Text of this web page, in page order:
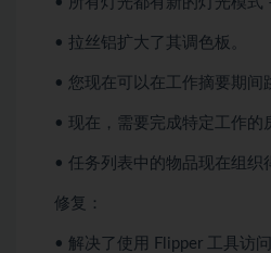
• 拉丝铝扩大了其调色板。
• 您现在可以在工作摘要期间
• 现在，需要完成特定工作的
• 任务列表中的物品现在组织
修复：
• 解决了使用 Flipper 工具访